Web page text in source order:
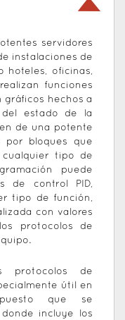
servidores
instalaciones de
hoteles, oficinas,
funciones
gráficos hechos a
del estado de la
de una potente
por bloques que
tipo de
puede
de control PID,
tipo de función,
con valores
protocolos de
protocolos de
útil en
puesto que se
incluye los